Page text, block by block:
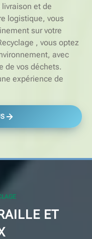
et de
logistique, vous
sur votre
, vous optez
avec
de vos déchets.
expérience de
ET